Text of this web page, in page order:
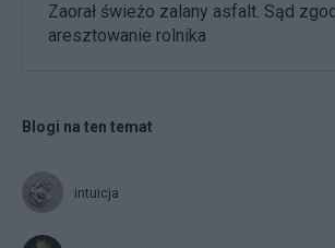
Zaorał świeżo zalany asfalt. Sąd
aresztowanie rolnika
Blogi na ten temat
intuicja